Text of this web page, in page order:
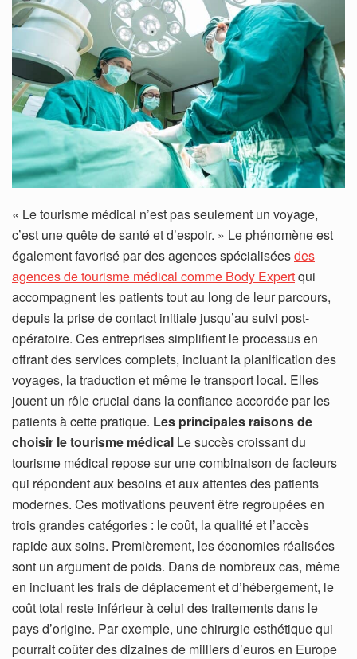
« Le tourisme médical n’est pas seulement un voyage,
c’est une quête de santé et d’espoir. » Le phénomène est
également favorisé par des agences spécialiséesdes
agences de tourisme médical comme Body Expertqui
accompagnent les patients tout au long de leur parcours,
depuis la prise de contact initiale jusqu’au suivi post-
opératoire. Ces entreprises simplifient le processus en
offrant des services complets, incluant la planification des
voyages, la traduction et même le transport local. Elles
jouent un rôle crucial dans la confiance accordée par les
patients à cette pratique. Les principales raisons de
choisir le tourisme médical Le succès croissant du
tourisme médical repose sur une combinaison de facteurs
qui répondent aux besoins et aux attentes des patients
modernes. Ces motivations peuvent être regroupées en
trois grandes catégories : le coût, la qualité et l’accès
rapide aux soins. Premièrement, les économies réalisées
sont un argument de poids. Dans de nombreux cas, même
en incluant les frais de déplacement et d’hébergement, le
coût total reste inférieur à celui des traitements dans le
pays d’origine. Par exemple, une chirurgie esthétique qui
pourrait coûter des dizaines de milliers d’euros en Europe